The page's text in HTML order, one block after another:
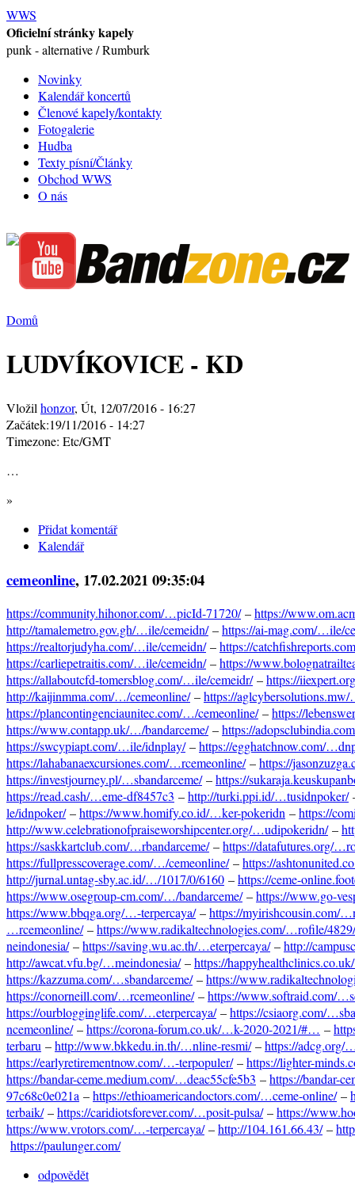
WWS
Oficielní stránky kapely
punk - alternative / Rumburk
Novinky
Kalendář koncertů
Členové kapely/kontakty
Fotogalerie
Hudba
Texty písní/Články
Obchod WWS
O nás
Domů
LUDVÍKOVICE - KD
Vložil honzor, Út, 12/07/2016 - 16:27
Začátek:19/11/2016 - 14:27
Timezone: Etc/GMT
…
»
Přidat komentář
Kalendář
cemeonline, 17.02.2021 09:35:04
https://community.hihonor.com/…picId-71720/–https://
http://tamalemetro.gov.gh/…ile/cemeidn/–https://ai-mag.com/…ile/
https://realtorjudyha.com/…ile/cemeidn/–https://
https://carliepetraitis.com/…ile/cemeidn/–https://
https://allaboutcfd-tomersblog.com/…ile/cemeidr/–https://
http://kaijinmma.com/…/cemeonline/–https://
https://plancontingenciaunitec.com/…/cemeonline/–https://
https://www.contapp.uk/…/bandarceme/–https://
https://swcypiapt.com/…ile/idnplay/–https://egghatchnow.com/
https://lahabanaexcursiones.com/…rcemeonline/–https://
https://investjourney.pl/…sbandarceme/–https://
https://read.cash/…eme-df8457c3 –http://turki.ppi.id/…tusidnpoker/
le/idnpoker/–https://www.homify.co.id/…ker-pokeridn –https://
http://www.celebrationofpraiseworshipcenter.org/…udipokeridn/–
https://saskkartclub.com/…rbandarceme/–https://datafutures.org/
https://fullpresscoverage.com/…/cemeonline/–https://
http://jurnal.untag-sby.ac.id/…/1017/0/6160 –https://ceme-
https://www.osegroup-cm.com/…/bandarceme/–https://www.go-
https://www.bbqga.org/…-terpercaya/–https://myirishcousin.com/
…rcemeonline/–https://www.radikaltechnologies.com/…rofile/4829/
neindonesia/–https://saving.wu.ac.th/…eterpercaya/–http://
http://awcat.vfu.bg/…meindonesia/–https://
https://kazzuma.com/…sbandarceme/–https://
https://conorneill.com/…rcemeonline/–https://www.softraid.com/
https://ourblogginglife.com/…eterpercaya/–https://csiaorg.com/
ncemeonline/–https://corona-forum.co.uk/…k-2020-2021/#… –
terbaru –http://www.bkkedu.in.th/…nline-resmi/–https://adcg.org/
https://earlyretirementnow.com/…-terpopuler/–https://lighter-
https://bandar-ceme.medium.com/…deac55cfe5b3 –https://bandar-
97c68c0e021a –https://ethioamericandoctors.com/…ceme-online/–
terbaik/–https://caridiotsforever.com/…posit-pulsa/–https://
https://www.vrotors.com/…-terpercaya/–http://104.161.66.43/–
https://paulunger.com/
odpovědět